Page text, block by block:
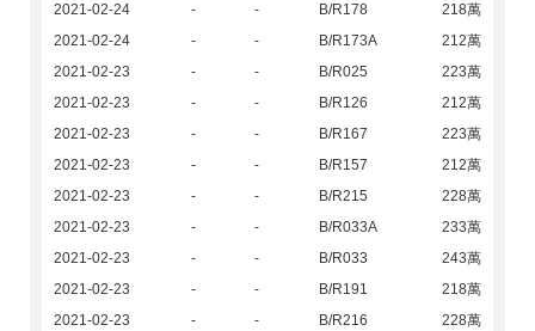
2021-02-24
- - B/R178
218萬
2021-02-24
- - B/R173A
212萬
2021-02-23
- - B/R025
223萬
2021-02-23
- - B/R126
212萬
2021-02-23
- - B/R167
223萬
2021-02-23
- - B/R157
212萬
2021-02-23
- - B/R215
228萬
2021-02-23
- - B/R033A
233萬
2021-02-23
- - B/R033
243萬
2021-02-23
- - B/R191
218萬
2021-02-23
- - B/R216
228萬